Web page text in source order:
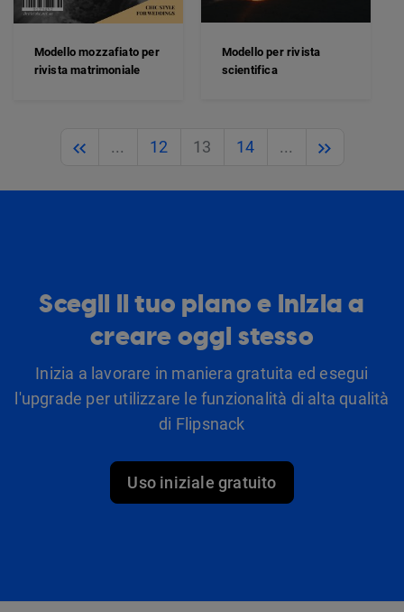
Modello per rivista
scientifica
Modello mozzafiato per
rivista matrimoniale
Previous
... 12 13 14 ... Next
Scegli il tuo piano e inizia a
creare oggi stesso
Inizia a lavorare in maniera gratuita ed esegui
l'upgrade per utilizzare le funzionalità di alta qualità
di Flipsnack
Uso iniziale gratuito